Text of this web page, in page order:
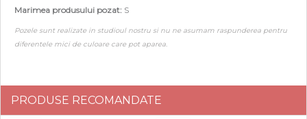
Marimea produsului pozat: S
Pozele sunt realizate in studioul nostru si nu ne asumam raspunderea pentru
diferentele mici de culoare care pot aparea.
PRODUSE RECOMANDATE